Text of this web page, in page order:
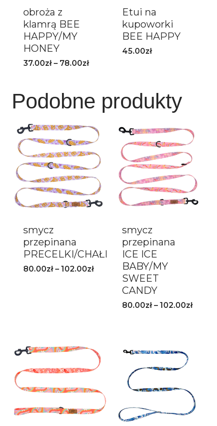
obroża z
klamrą BEE
HAPPY/MY
HONEY
37.00zł – 78.00zł
Etui na
kupoworki
BEE HAPPY
45.00zł
Podobne produkty
smycz
przepinana
PRECELKI/CHAŁECZKI
80.00zł – 102.00zł
smycz
przepinana
ICE ICE
BABY/MY
SWEET
CANDY
80.00zł – 102.00zł